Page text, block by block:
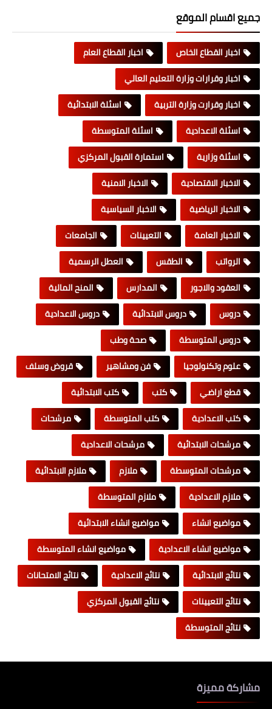
جميع اقسام الموقع
اخبار القطاع الخاص
اخبار القطاع العام
اخبار وقرارات وزارة التعليم العالي
اخبار وقرارت وزارة التربية
اسئلة الابتدائية
اسئلة الاعدادية
اسئلة المتوسطة
اسئلة وزارية
استمارة القبول المركزي
الاخبار الاقتصادية
الاخبار الامنية
الاخبار الرياضية
الاخبار السياسية
الاخبار العامة
التعيينات
الجامعات
الرواتب
الطقس
العطل الرسمية
العقود والاجور
المدارس
المنح المالية
دروس
دروس الابتدائية
دروس الاعدادية
دروس المتوسطة
صحة وطب
علوم وتكنولوجيا
فن ومشاهير
قروض وسلف
قطع اراضي
كتب
كتب الابتدائية
كتب الاعدادية
كتب المتوسطة
مرشحات
مرشحات الابتدائية
مرشحات الاعدادية
مرشحات المتوسطة
ملازم
ملازم الابتدائية
ملازم الاعدادية
ملازم المتوسطة
مواضيع انشاء
مواضيع انشاء الابتدائية
مواضيع انشاء الاعدادية
مواضيع انشاء المتوسطة
نتائج الابتدائية
نتائج الاعدادية
نتائج الامتحانات
نتائج التعيينات
نتائج القبول المركزي
نتائج المتوسطة
مشاركة مميزة